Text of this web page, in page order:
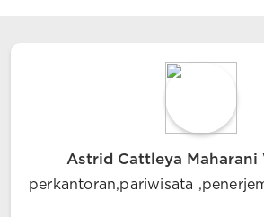
Astrid Cattleya Maharani
perkantoran,pariwisata